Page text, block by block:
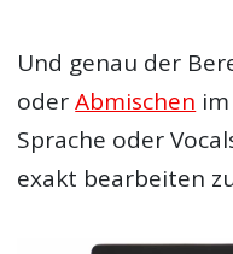
Und genau der
oderAbmischen im
Sprache oder
exakt bearbeiten